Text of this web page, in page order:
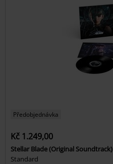
Předobjednávka
Kč 1.249,00
Stellar Blade (Original Soundtrack)
Standard